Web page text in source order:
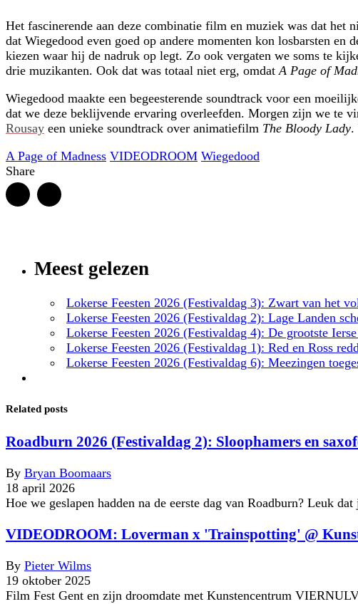
Het fascinerende aan deze combinatie film en muziek was dat
dat Wiegedood even goed op andere momenten kon losbarsten
kiezen waar hij de nadruk op legt. Zo ook vergaten we soms te
drie muzikanten. Ook dat was totaal niet erg, omdat A Page of
Wiegedood maakte een begeesterende soundtrack voor een
dat we deze beklijvende ervaring overleefden. Morgen zijn we te
Rousay een unieke soundtrack over animatiefilm The Bloody Lady.
A Page of Madness VIDEODROOM Wiegedood
Share
Meest gelezen
Lokerse Feesten 2026 (Festivaldag 3): Zwart van het
Lokerse Feesten 2026 (Festivaldag 2): Lage Landen
Lokerse Feesten 2026 (Festivaldag 4): De grootste
Lokerse Feesten 2026 (Festivaldag 1): Red en Ross
Lokerse Feesten 2026 (Festivaldag 6): Meezingen
Related posts
Roadburn 2026 (Festivaldag 2): Sloophamers en
By Bryan Boomaars
18 april 2026
Hoe we geslapen hadden na de eerste dag van Roadburn? Leuk
VIDEODROOM: Loverman x 'Trainspotting' @
By Pieter Wilms
19 oktober 2025
Film Fest Gent en zijn droomdate met Kunstencentrum